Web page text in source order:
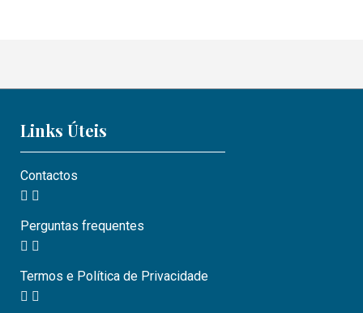
Links Úteis
Contactos
Perguntas frequentes
Termos e Política de Privacidade